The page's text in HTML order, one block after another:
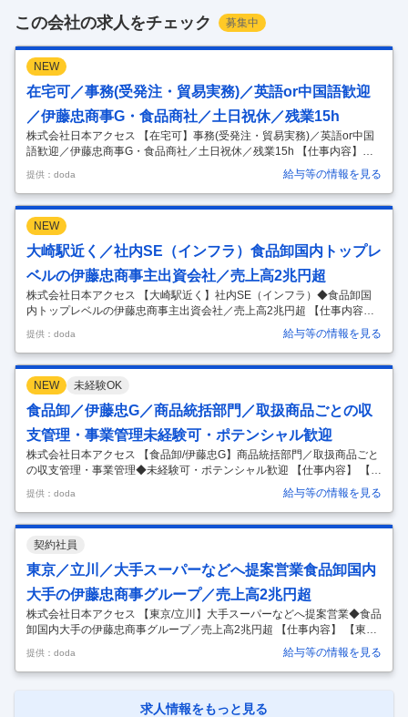
この会社の求人をチェック 募集中
NEW
在宅可／事務(受発注・貿易実務)／英語or中国語歓迎
／伊藤忠商事G・食品商社／土日祝休／残業15h
株式会社日本アクセス 【在宅可】事務(受発注・貿易実務)／英語or中国
語歓迎／伊藤忠商事G・食品商社／土日祝休／残業15h 【仕事内容】
【在宅可】事務(受発注・貿易実務)／英語or中国語歓迎／伊藤忠商事G・
食品商社／土日祝休／残業15h 【具体的な仕事内容】 ～賞与実績5.4ヶ
月分／月給28.5万～／充実の福利厚生／ゆくゆくは三国貿易・海外事業
戦略立案にも携われる／全国に500を超える流通拠点～ ◆仕事内容 入社
後は５社前後の受発注業務、貿易実務をご担当いただき、食品輸出の基
礎を学んでいただく予定です。 <入社後すぐお任せしたい業務> ・客
先、物流会社、仕入先とのスケジュール調整 ・商品手配…
提供：doda 給与等の情報を見る
NEW
大崎駅近く／社内SE（インフラ）食品卸国内トップレ
ベルの伊藤忠商事主出資会社／売上高2兆円超
株式会社日本アクセス 【大崎駅近く】社内SE（インフラ）◆食品卸国
内トップレベルの伊藤忠商事主出資会社／売上高2兆円超 【仕事内容】
【大崎駅近く】社内SE（インフラ）◆食品卸国内トップレベルの伊藤忠
商事主出資会社／売上高2兆円超 【具体的な仕事内容】 【社内SE（イン
フラ）の経験をお持ちの方へ／伊藤忠商事株式会社100％出資】 ■仕事
内容 社内システムインフラ（情報セキュリティ、クラウド、サーバー、
ネットワーク、PC等）の企画・設計・構築・運用管理のアシスタント業
務をお任せします。 ■日本アクセスのIT部門について 食品卸企業のIT部
門ですので、企画・開発の部門で構成されており、アプリケーシ …
提供：doda 給与等の情報を見る
NEW 未経験OK
食品卸／伊藤忠G／商品統括部門／取扱商品ごとの収
支管理・事業管理未経験可・ポテンシャル歓迎
株式会社日本アクセス 【食品卸/伊藤忠G】商品統括部門／取扱商品ごと
の収支管理・事業管理◆未経験可・ポテンシャル歓迎 【仕事内容】 【食
品卸/伊藤忠G】商品統括部門／取扱商品ごとの収支管理・事業管理◆未
経験可・ポテンシャル歓迎 【具体的な仕事内容】 【食品業界での勤務経
験をお持ちの方へ／国内トップクラスの事業規模を誇る食品卸企業（食
品専門商社）】 ■業務内容 ＜ご入社後お任せする主な業務＞ ・組織内の
収支管理（予算・実績） ・組織の統括管理、各部署との調整業務（取り
まとめ、窓口対応） ・社内行事（方針説明会、総会）の運営事務局 ■組
織構成当部署は7名（役職者4名・組織員5名 計9名）にて構成さ…
提供：doda 給与等の情報を見る
契約社員
東京／立川／大手スーパーなどへ提案営業食品卸国内
大手の伊藤忠商事グループ／売上高2兆円超
株式会社日本アクセス 【東京/立川】大手スーパーなどへ提案営業◆食品
卸国内大手の伊藤忠商事グループ／売上高2兆円超 【仕事内容】 【東京/
立川】大手スーパーなどへ提案営業◆食品卸国内大手の伊藤忠商事グル
ープ／売上高2兆円超 【具体的な仕事内容】 ＜売上高2兆円超／国内ト
ップクラスの事業規模を誇る食品卸企業／取扱アイテム数は70万種類！
内容 日配・フローズン・ドライカテゴリーの営業担当として、顧客への
提供：doda 給与等の情報を見る
求人情報をもっと見る